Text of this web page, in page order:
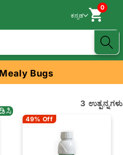
ಕನ್ನಡ
0
Bugs
3 ಉತ್ಪನ್ನಗಳು
49% Off